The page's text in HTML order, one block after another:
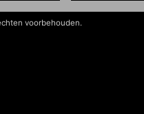
voorbehouden.